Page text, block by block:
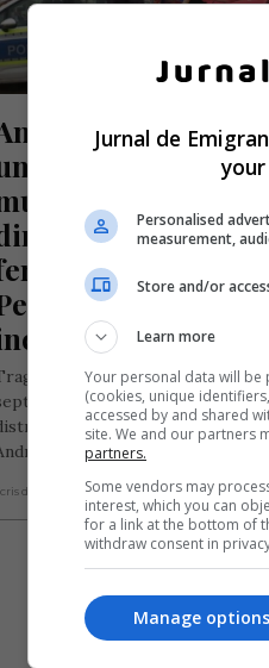
a murit
grav accident de
în Germania
neglijența unei
germane.
primită
s-a petrecut pe data de
2020, într-un parc de
din Potsdam, Germania,
C., o…
de Mihai Diaconu - luni, 12 octombrie 2020
Jurnal de
Personalised
measurement,
Store and/or
Learn more
Your personal data will
(cookies, unique
accessed by and shared
site. We and our partners
partners.
Some vendors may
interest, which you can
for a link at the bottom of
withdraw consent in
Manage options